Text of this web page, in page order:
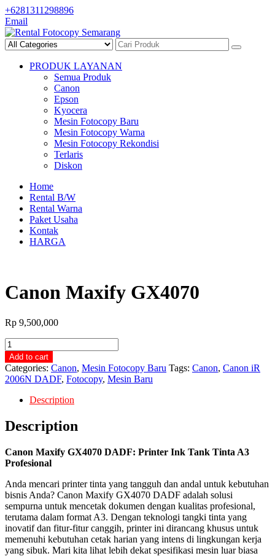
Skip
to
content
+6281311298896
Email
PRODUK LAYANAN
Semua Produk
Canon
Epson
Kyocera
Mesin Fotocopy Baru
Mesin Fotocopy Warna
Mesin Fotocopy Rekondisi
Terlaris
Diskon
Home
Rental B/W
Rental Warna
Paket Usaha
Kontak
HARGA
Canon Maxify GX4070
Rp 9,500,000
Canon
Maxify
GX4070
quantity
Add to cart
Categories: Canon, Mesin Fotocopy Baru Tags: Canon, Canon iR
2006N DADF, Fotocopy, Mesin Baru
Description
Description
Canon Maxify GX4070 DADF: Printer Ink Tank Tinta A3
Profesional
Anda mencari printer tinta yang tangguh dan andal untuk kebutuhan
bisnis Anda? Canon Maxify GX4070 DADF adalah solusi
sempurna untuk mencetak dokumen dengan kualitas profesional,
terutama dalam format A3. Dengan teknologi tangki tinta yang
inovatif dan fitur-fitur canggih, printer ini dirancang khusus untuk
memenuhi kebutuhan cetak harian yang intens di lingkungan kerja
yang sibuk. Mari kita lihat lebih dekat spesifikasi mesin luar biasa